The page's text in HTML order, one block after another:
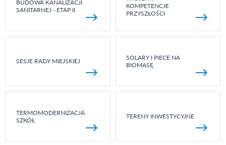
BUDOWA KANALIZACJI
SANITARNEJ - ETAP II
KOMPETENCJE
PRZYSZŁOŚCI
SESJE RADY MIEJSKIEJ
SOLARY I PIECE NA
BIOMASĘ
TERMOMODERNIZACJA
SZKÓŁ
TERENY INWESTYCYJNE